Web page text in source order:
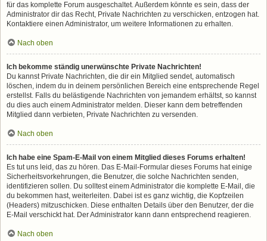
für das komplette Forum ausgeschaltet. Außerdem könnte es sein, dass der
Administrator dir das Recht, Private Nachrichten zu verschicken, entzogen hat.
Kontaktiere einen Administrator, um weitere Informationen zu erhalten.
Nach oben
Ich bekomme ständig unerwünschte Private Nachrichten!
Du kannst Private Nachrichten, die dir ein Mitglied sendet, automatisch
löschen, indem du in deinem persönlichen Bereich eine entsprechende Regel
erstellst. Falls du belästigende Nachrichten von jemandem erhältst, so kannst
du dies auch einem Administrator melden. Dieser kann dem betreffenden
Mitglied dann verbieten, Private Nachrichten zu versenden.
Nach oben
Ich habe eine Spam-E-Mail von einem Mitglied dieses Forums erhalten!
Es tut uns leid, das zu hören. Das E-Mail-Formular dieses Forums hat einige
Sicherheitsvorkehrungen, die Benutzer, die solche Nachrichten senden,
identifizieren sollen. Du solltest einem Administrator die komplette E-Mail, die
du bekommen hast, weiterleiten. Dabei ist es ganz wichtig, die Kopfzeilen
(Headers) mitzuschicken. Diese enthalten Details über den Benutzer, der die
E-Mail verschickt hat. Der Administrator kann dann entsprechend reagieren.
Nach oben